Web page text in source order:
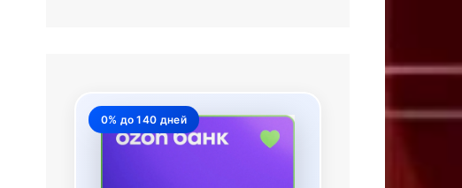
0% до 140 дней